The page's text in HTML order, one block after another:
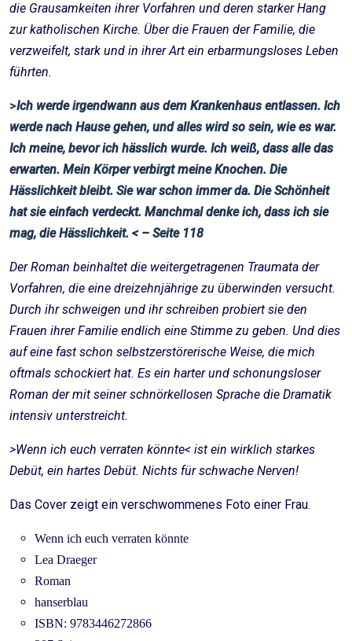
die Grausamkeiten ihrer Vorfahren und deren starker Hang
zur katholischen Kirche. Über die Frauen der Familie, die
verzweifelt, stark und in ihrer Art ein erbarmungsloses Leben
führten.
>Ich werde irgendwann aus dem Krankenhaus entlassen. Ich
werde nach Hause gehen, und alles wird so sein, wie es war.
Ich meine, bevor ich hässlich wurde. Ich weiß, dass alle das
erwarten. Mein Körper verbirgt meine Knochen. Die
Hässlichkeit bleibt. Sie war schon immer da. Die Schönheit
hat sie einfach verdeckt. Manchmal denke ich, dass ich sie
mag, die Hässlichkeit. < – Seite 118
Der Roman beinhaltet die weitergetragenen Traumata der
Vorfahren, die eine dreizehnjährige zu überwinden versucht.
Durch ihr schweigen und ihr schreiben probiert sie den
Frauen ihrer Familie endlich eine Stimme zu geben. Und dies
auf eine fast schon selbstzerstörerische Weise, die mich
oftmals schockiert hat. Es ein harter und schonungsloser
Roman der mit seiner schnörkellosen Sprache die Dramatik
intensiv unterstreicht.
>Wenn ich euch verraten könnte< ist ein wirklich starkes
Debüt, ein hartes Debüt. Nichts für schwache Nerven!
Das Cover zeigt ein verschwommenes Foto einer Frau.
Wenn ich euch verraten könnte
Lea Draeger
Roman
hanserblau
ISBN: 9783446272866